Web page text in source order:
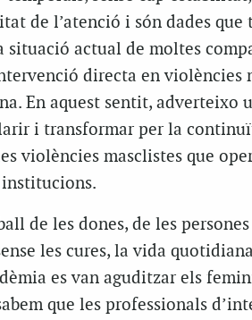
de l’atenció i són dades que
situació actual de moltes
directa en violències
En aquest sentit, adverteixo
i transformar per la
violències masclistes que
de les dones, de les
les cures, la vida
es van aguditzar els
que les professionals